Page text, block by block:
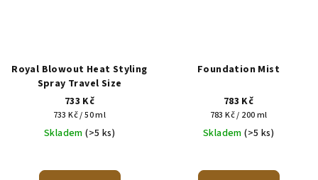
Royal Blowout Heat Styling
Spray Travel Size
733 Kč
Měrná
cena:
733 Kč / 50 ml
Skladem(>5 ks)
Foundation Mist
783 Kč
Měrná
cena:
783 Kč / 200 ml
Skladem(>5 ks)